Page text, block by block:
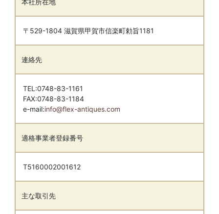
本社所在地
〒529-1804 滋賀県甲賀市信楽町勅旨1181
連絡先
TEL:0748-83-1161
FAX:0748-83-1184
e-mail:info@flex-antiques.com
適格事業者登録番号
T5160002001612
主な取引先